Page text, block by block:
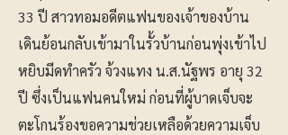
33 ปี สาวทอมอดีตแฟนของเจ้าของบ้าน
เดินย้อนกลับเข้ามาในรั้วบ้านก่อนพุ่งเข้าไป
หยิบมีดทำครัว จ้วงแทง น.ส.นัฐพร อายุ 32
ปี ซึ่งเป็นแฟนคนใหม่ ก่อนที่ผู้บาดเจ็บจะ
ตะโกนร้องขอความช่วยเหลือด้วยความเจ็บ